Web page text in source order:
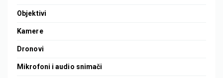
Objektivi
Kamere
Dronovi
Mikrofoni i audio snimači